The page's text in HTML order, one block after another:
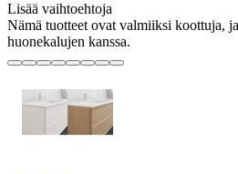
Lisää vaihtoehtoja
Nämä tuotteet ovat valmiiksi koottuja,
huonekalujen kanssa.